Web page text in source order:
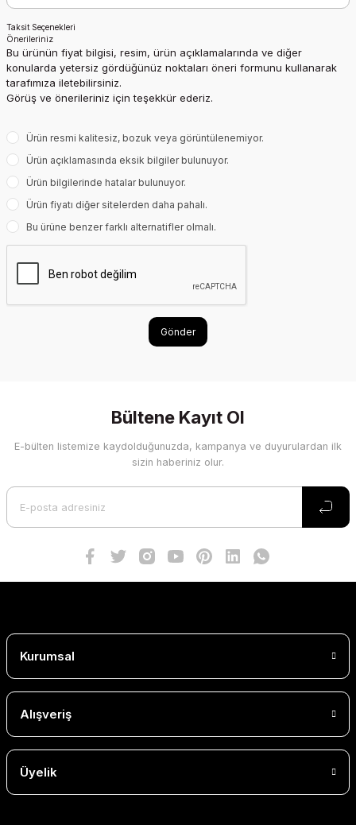
Taksit Seçenekleri
Önerileriniz
Bu ürünün fiyat bilgisi, resim, ürün açıklamalarında ve diğer
konularda yetersiz gördüğünüz noktaları öneri formunu kullanarak
tarafımıza iletebilirsiniz.
Görüş ve önerileriniz için teşekkür ederiz.
Ürün resmi kalitesiz, bozuk veya görüntülenemiyor.
Ürün açıklamasında eksik bilgiler bulunuyor.
Ürün bilgilerinde hatalar bulunuyor.
Ürün fiyatı diğer sitelerden daha pahalı.
Bu ürüne benzer farklı alternatifler olmalı.
Gönder
Bültene Kayıt Ol
E-bülten listemize kaydolduğunuzda, kampanya ve duyurulardan ilk
sizin haberiniz olur.
Kurumsal
Alışveriş
Üyelik